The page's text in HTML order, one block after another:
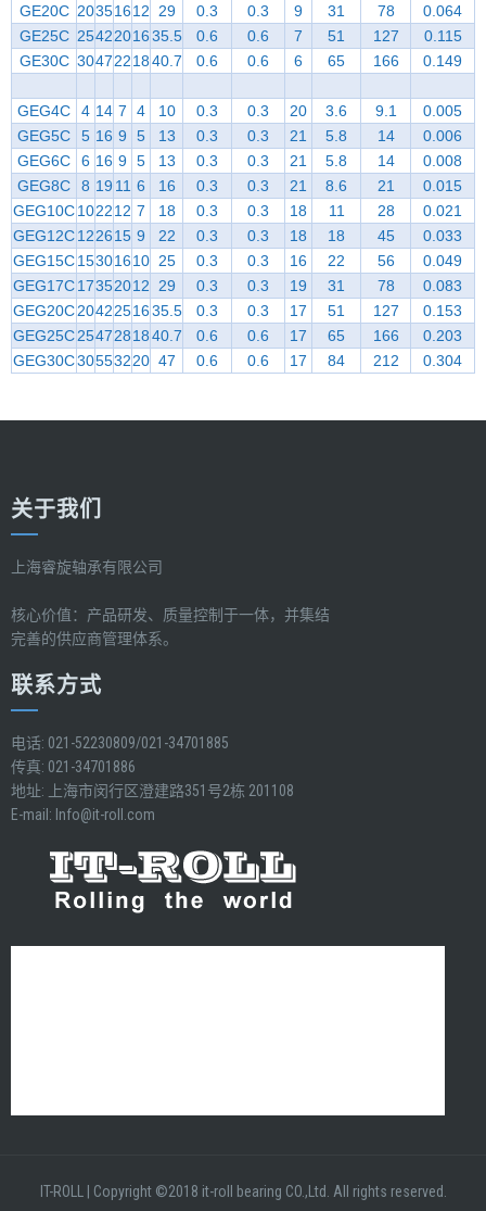
GE20C 20351612 29 0.3 0.3 9 31 78
0.064
GE25C 2542201635.5 0.6 0.6 7 51 127
0.115
GE30C 3047221840.7 0.6 0.6 6 65 166 0.149
GEG4C 4 14 7 4 10 0.3 0.3 20 3.6 9.1
0.005
GEG5C
5 16 9 5 13 0.3 0.3 21 5.8 14
0.006
GEG6C
6 16 9 5 13 0.3 0.3 21 5.8 14
0.008
GEG8C
8 19 11 6 16 0.3 0.3 21 8.6 21
0.015
GEG10C102212 7 18 0.3 0.3 18 11 28
0.021
GEG12C122615 9 22 0.3 0.3 18 18 45
0.033
GEG15C15301610 25 0.3 0.3 16 22 56
0.049
GEG17C17352012 29 0.3 0.3 19 31 78
0.083
GEG20C2042251635.5 0.3 0.3 17 51 127
0.153
GEG25C2547281840.7 0.6 0.6 17 65 166
0.203
GEG30C30553220 47 0.6 0.6 17 84 212 0.304
关于我们
上海睿旋轴承有限公司
核心价值：产品研发、质量控制于一体，并集结
完善的供应商管理体系。
联系方式
电话: 021-52230809/021-34701885
传真: 021-34701886
地址: 上海市闵行区澄建路351号2栋 201108
E-mail: Info@it-roll.com
IT-ROLL | Copyright ©2018 it-roll bearing CO.,Ltd. All rights reserved.